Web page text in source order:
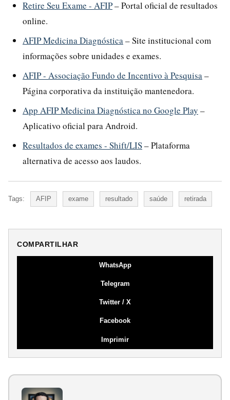
Retire Seu Exame - AFIP– Portal oficial de resultados
online.
AFIP Medicina Diagnóstica – Site institucional com
informações sobre unidades e exames.
AFIP - Associação Fundo de Incentivo à Pesquisa –
Página corporativa da instituição mantenedora.
App AFIP Medicina Diagnóstica no Google Play –
Aplicativo oficial para Android.
Resultados de exames - Shift/LIS– Plataforma
alternativa de acesso aos laudos.
Tags: AFIP exame resultado saúde retirada
COMPARTILHAR
WhatsApp
Telegram
Twitter / X
Facebook
Imprimir